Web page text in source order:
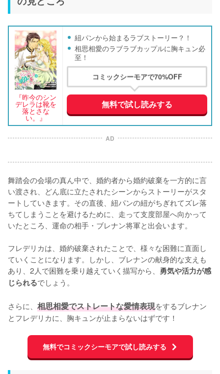
『昨今のシン
デレラは靴を
落とさな
い。』
紐パンから始まるラブストーリー？！
相思相愛のラブラブカップルに胸キュン必
至！
コミックシーモアで70%OFF
無料で試し読みする
AD
舞踏会の会場の真ん中で、婚約者から婚約破棄を一方的に言
い渡され、どん底に立たされたシーンからストーリーがスタ
ートしていきます。その直後、紐パンの紐がちぎれてズレ落
ちてしまうことを避けるために、走って支度部屋へ向かって
いたところ、運命の相手・ブレナン将軍と出会います。
フレデリカは、婚約破棄されたことで、様々な困難に直面し
ていくことになります。しかし、ブレナンの献身的な支えも
あり、2人で困難を乗り越えていく描写から、 勇気や活力が感
じられるでしょう。
さらに、 相思相愛でストレートな愛情表現をするブレナン
とフレデリカに、胸キュンが止まらないはずです！
無料でコミックシーモアで試し読みする